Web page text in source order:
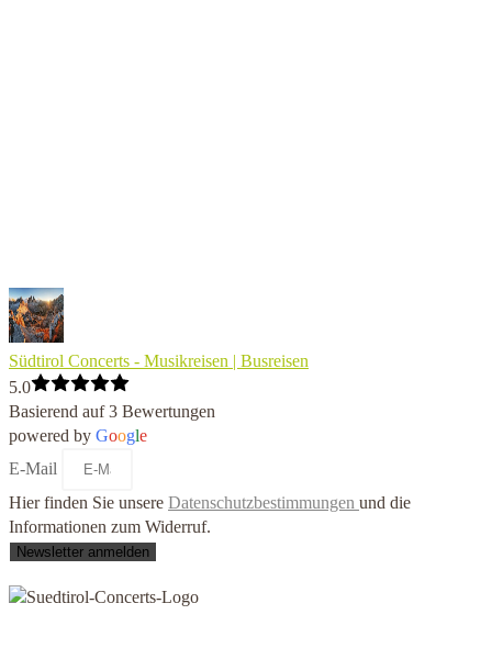
Südtirol Concerts - Musikreisen | Busreisen
5.0
Basierend auf 3 Bewertungen
powered by Google
E-Mail
Hier finden Sie unsere Datenschutzbestimmungen und die
Informationen zum Widerruf.
Newsletter anmelden